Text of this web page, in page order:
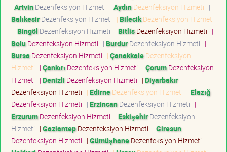
| ArtvinDezenfeksiyon Hizmeti | AydınDezenfeksiyon Hizmeti |
BalıkesirDezenfeksiyon Hizmeti | BilecikDezenfeksiyon Hizmeti
| Bingöl Dezenfeksiyon Hizmeti | BitlisDezenfeksiyon Hizmeti |
BoluDezenfeksiyon Hizmeti | BurdurDezenfeksiyon Hizmeti |
Bursa Dezenfeksiyon Hizmeti | ÇanakkaleDezenfeksiyon
Hizmeti | Çankırı Dezenfeksiyon Hizmeti | ÇorumDezenfeksiyon
Hizmeti | Denizli Dezenfeksiyon Hizmeti | Diyarbakır
Dezenfeksiyon Hizmeti | EdirneDezenfeksiyon Hizmeti | Elazığ
Dezenfeksiyon Hizmeti | ErzincanDezenfeksiyon Hizmeti |
ErzurumDezenfeksiyon Hizmeti | EskişehirDezenfeksiyon
Hizmeti | GaziantepDezenfeksiyon Hizmeti | Giresun
Dezenfeksiyon Hizmeti | GümüşhaneDezenfeksiyon Hizmeti |